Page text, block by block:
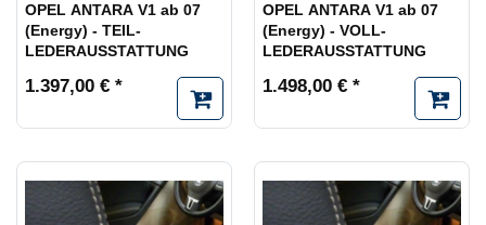
OPEL ANTARA V1 ab 07
(Energy) - TEIL-
LEDERAUSSTATTUNG
1.397,00 € *
OPEL ANTARA V1 ab 07
(Energy) - VOLL-
LEDERAUSSTATTUNG
1.498,00 € *